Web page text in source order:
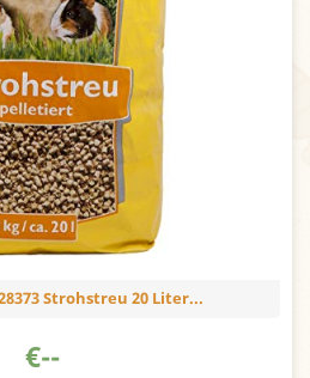
Strohstreu 20 Liter...
€--